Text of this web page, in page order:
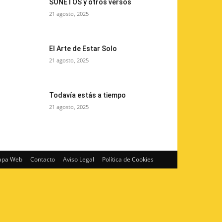
SONETOS y otros versos
21 agosto, 2025
El Arte de Estar Solo
21 agosto, 2025
Todavía estás a tiempo
21 agosto, 2025
Web Contacto Aviso Legal Política de Cookies